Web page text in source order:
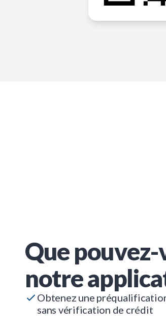
Que
notre
Obtenez une
sans vérification de crédit